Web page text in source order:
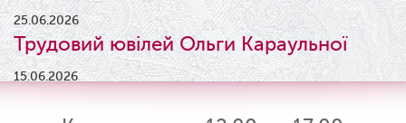
25.06.2026
Трудовий ювілей Ольги Караульної
15.06.2026
Результати конкурсу